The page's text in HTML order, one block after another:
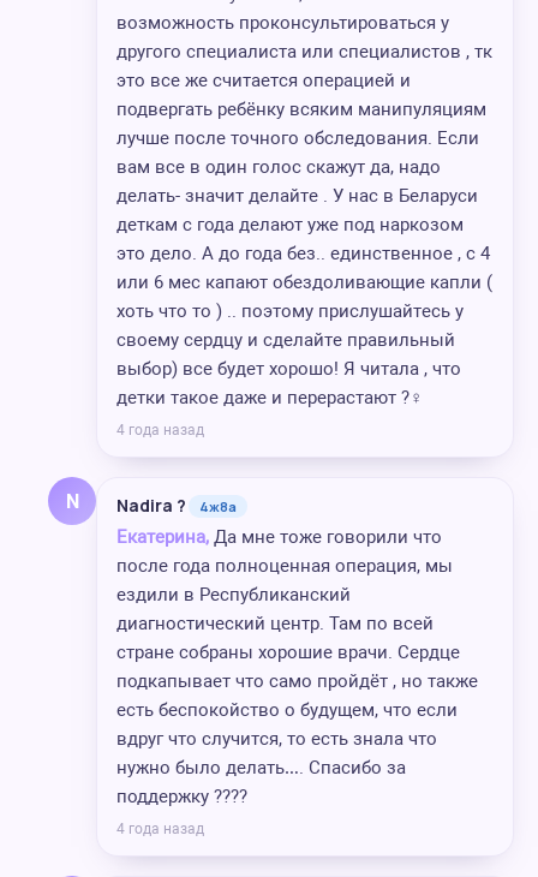
возможность проконсультироваться у
другого специалиста или специалистов , тк
это все же считается операцией и
подвергать ребёнку всяким манипуляциям
лучше после точного обследования. Если
вам все в один голос скажут да, надо
делать- значит делайте . У нас в Беларуси
деткам с года делают уже под наркозом
это дело. А до года без.. единственное , с 4
или 6 мес капают обездоливающие капли (
хоть что то ) .. поэтому прислушайтесь у
своему сердцу и сделайте правильный
выбор) все будет хорошо! Я читала , что
детки такое даже и перерастают ?‍♀️
4 года назад
N Nadira ? 4ж8а
Екатерина, Да мне тоже говорили что
после года полноценная операция, мы
ездили в Республиканский
диагностический центр. Там по всей
стране собраны хорошие врачи. Сердце
подкапывает что само пройдёт , но также
есть беспокойство о будущем, что если
вдруг что случится, то есть знала что
нужно было делать…. Спасибо за
поддержку ????
4 года назад